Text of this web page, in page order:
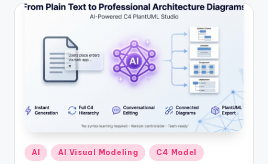
Опубликовано
AI AI Visual Modeling C4 Model